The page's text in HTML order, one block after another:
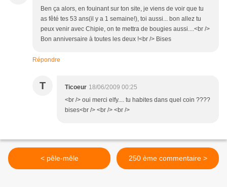
Ben ça alors, en fouinant sur ton site, je viens de voir que tu
as fêté tes 53 ans(il y a 1 semaine!), toi aussi... bon allez tu
peux venir avec Chipie, on te mettra de bougies aussi....<br />
Bon anniversaire à toutes les deux !<br /> Bises
Répondre
T Ticoeur 18/06/2009 00:25
<br /> oui merci elfy.... tu habites dans quel coin ????
bises<br /> <br /> <br />
< pêle-mêle 250 ème commentaire >